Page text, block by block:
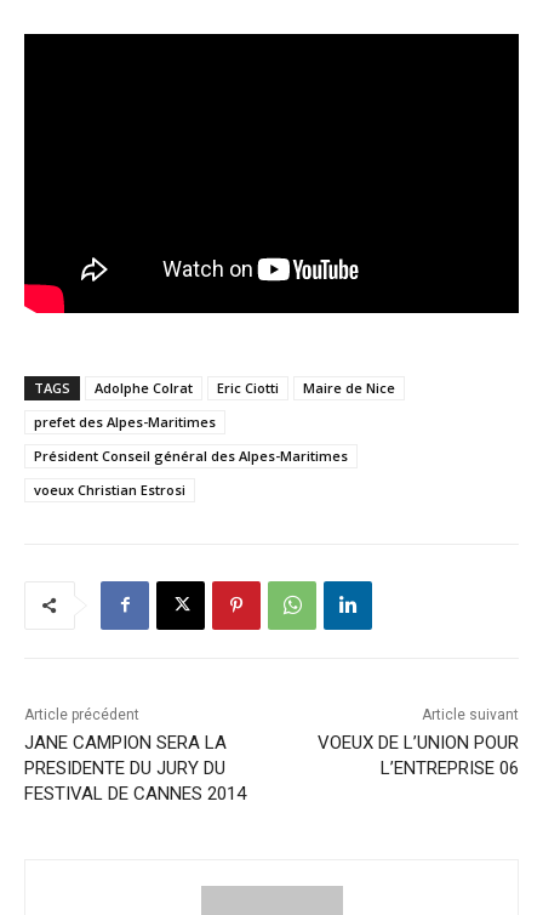
TAGS Adolphe Colrat Eric Ciotti
Maire de Nice
prefet des Alpes-Maritimes
Président Conseil général des Alpes-Maritimes
voeux Christian Estrosi
Article précédent
JANE CAMPION SERA LA
PRESIDENTE DU JURY DU
FESTIVAL DE CANNES 2014
Article suivant
VOEUX DE L’UNION POUR
L’ENTREPRISE 06